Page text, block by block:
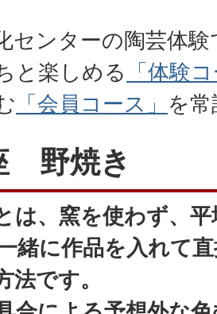
センターの陶芸体
と楽しめる
「体験
「会員コース」 を
野焼き
は、窯を使わず、
緒に作品を入れて
法です。